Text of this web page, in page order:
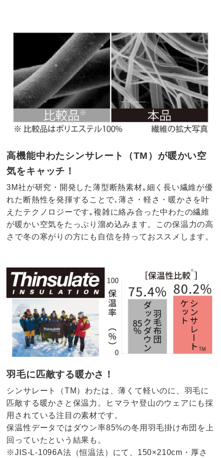
高機能中わたシンサレート（TM）が暖かい空
気をキャッチ！
3M社が研究・開発した薄型断熱素材｡細く長い繊維が優
れた断熱性を発揮することで､薄さ・軽さ・暖かさを叶
えたテクノロジーです｡複雑に絡み合った中わたの繊維
が暖かい空気をたっぷり溜め込みます。この保温力の高
さで冬の寒がりの方にも自信を持っておススメします。
羽毛に匹敵する暖かさ！
シンサレート（TM）わたは、薄くて軽いのに、羽毛に
匹敵する暖かさと保温力。ヒマラヤ登山のウェアにも採
用されている注目の素材です。
保温性データではダウン率85%の冬用羽毛掛け布団を上
回っていたという結果も。
※JIS-L-1096A法（恒温法）にて、150×210cm・厚さ